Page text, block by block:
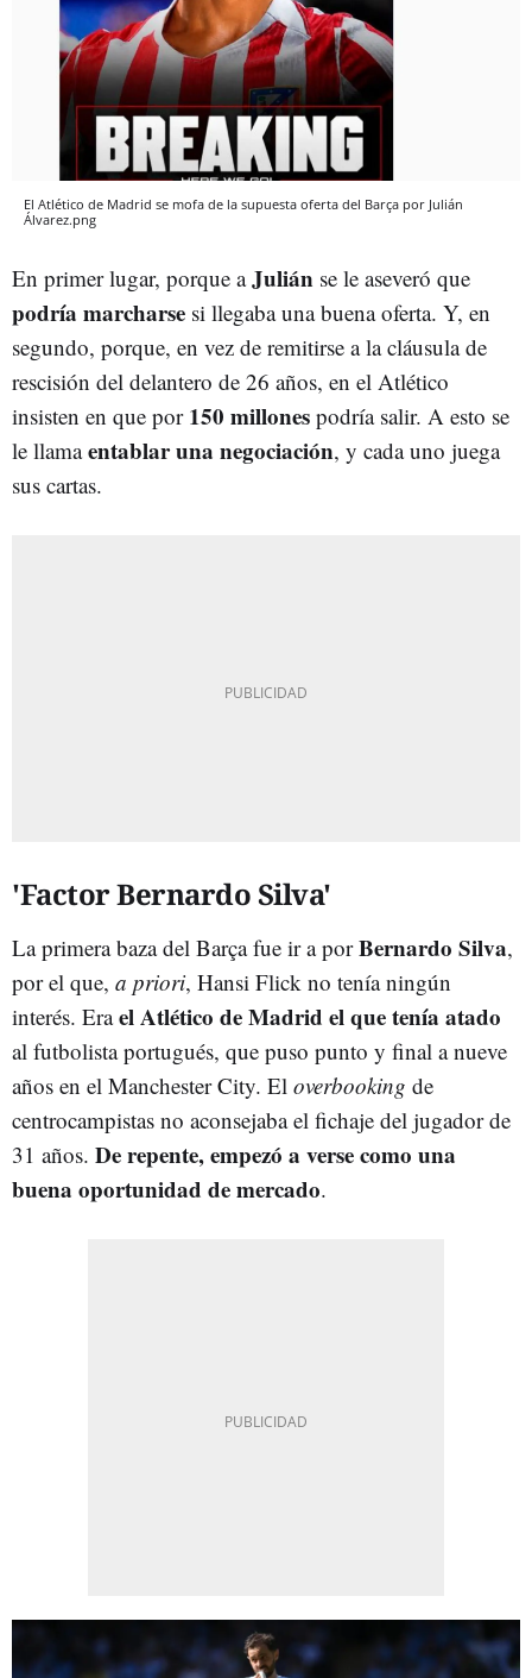
El Atlético de Madrid se mofa de la supuesta oferta del Barça por Julián
Álvarez.png
En primer lugar, porque aJulián se le aseveró que
podría marcharse si llegaba una buena oferta. Y, en
segundo, porque, en vez de remitirse a la cláusula de
rescisión del delantero de 26 años, en el Atlético
insisten en que por 150 millones podría salir. A esto se
le llamaentablar una negociación, y cada uno juega
sus cartas.
'Factor Bernardo Silva'
La primera baza del Barça fue ir a porBernardo Silva,
por el que, a priori, Hansi Flick no tenía ningún
interés. Erael Atlético de Madrid el que tenía atado
al futbolista portugués, que puso punto y final a nueve
años en el Manchester City. El overbooking de
centrocampistas no aconsejaba el fichaje del jugador de
31 años. De repente, empezó a verse como una
buena oportunidad de mercado.